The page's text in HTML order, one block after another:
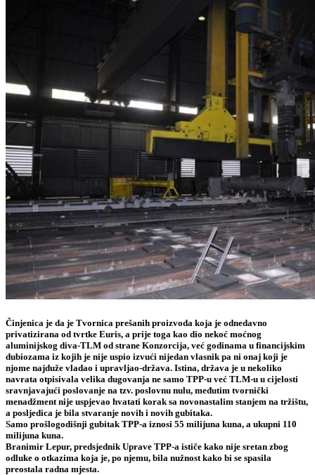
Činjenica je da je Tvornica prešanih proizvoda koja je odnedavno
privatizirana od tvrtke Euris, a prije toga kao dio nekoć moćnog
aluminijskog diva-TLM od strane Konzorcija, već godinama u financijskim
dubiozama iz kojih je nije uspio izvući nijedan vlasnik pa ni onaj koji je
njome najduže vladao i upravljao-država. Istina, država je u nekoliko
navrata otpisivala velika dugovanja ne samo TPP-u već TLM-u u cijelosti
sravnjavajući poslovanje na tzv. poslovnu nulu, međutim tvornički
menadžment nije uspjevao hvatati korak sa novonastalim stanjem na tržištu,
a posljedica je bila stvaranje novih i novih gubitaka.
Samo prošlogodišnji gubitak TPP-a iznosi 55 milijuna kuna, a ukupni 110
milijuna kuna.
Branimir Lepur, predsjednik Uprave TPP-a ističe kako nije sretan zbog
odluke o otkazima koja je, po njemu, bila nužnost kako bi se spasila
preostala radna mjesta.